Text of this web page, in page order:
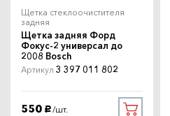
Щетка стеклоочистителя
задняя
Щетка задняя Форд
Фокус-2 универсал до
2008 Bosch
Артикул 3 397 011 802
550 руб. /шт.